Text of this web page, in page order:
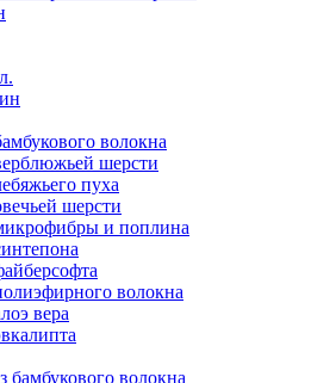
волокна
шерсти
пуха
шерсти
и поплина
волокна
вера
волокна